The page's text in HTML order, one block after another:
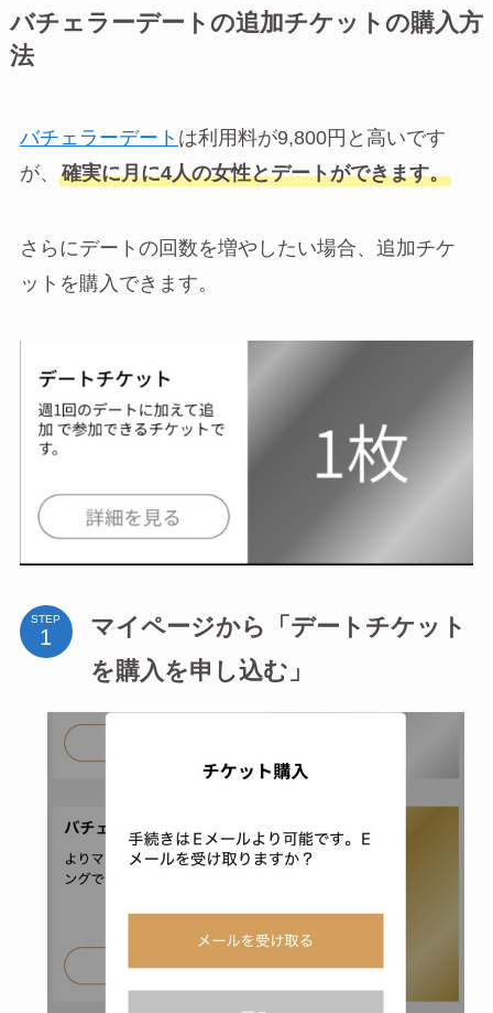
バチェラーデートの追加チケットの購入方
法
バチェラーデート は利用料が9,800円と高いです
が、 確実に月に4人の女性とデートができます。
さらにデートの回数を増やしたい場合、追加チケ
ットを購入できます。
STEP
マイページから「デートチケット
を購入を申し込む」